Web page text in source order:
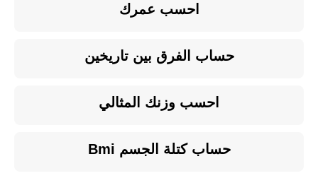
احسب عمرك
حساب الفرق بين تاريخين
احسب وزنك المثالي
حساب كتلة الجسم Bmi